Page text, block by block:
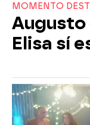
MOMENTO
Augusto
Elisa sí